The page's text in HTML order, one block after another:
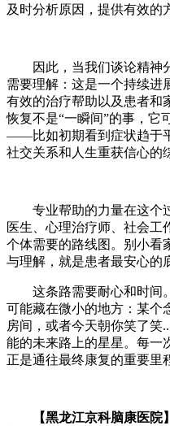
及时分析原因，提供有效的
因此，当我们谈论精神
需要理解：这​​是一个持续进
有效的治疗帮助以及患者和
恢复不是“一瞬间”的事，它
——比如初期看到症状趋于
社交关系和人生重获信心的
专业帮助的力量​​在这个过
医生、心理治疗师、社会工
个体需要的路线图。别小
与理解，就是患者最安心的
这条路需要​​耐心和时间​​
可能藏在微小的地方：某个
房间，或者今天朝你笑了笑
能的未来路上的星星。每一
正是通往最终康复的重要里
【黑龙江京科脑康医院】